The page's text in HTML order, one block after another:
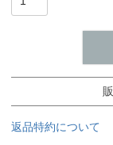
返品特約について